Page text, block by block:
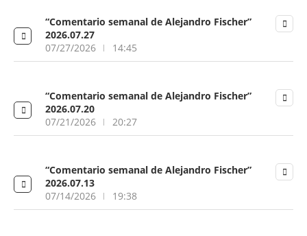
“Comentario semanal de Alejandro Fischer”
2026.07.27
07/27/2026
14:45
“Comentario semanal de Alejandro Fischer”
2026.07.20
07/21/2026
20:27
“Comentario semanal de Alejandro Fischer”
2026.07.13
07/14/2026
19:38